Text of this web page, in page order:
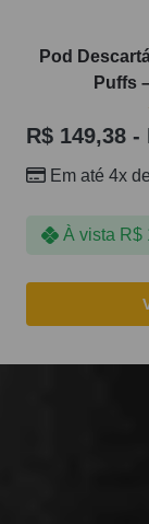
Pod
Puffs
R$ 149,38 -
Em até 4x
À vista R$